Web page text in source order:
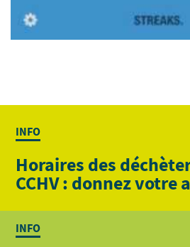
INFO
Horaires des
CCHV : donnez votre
INFO